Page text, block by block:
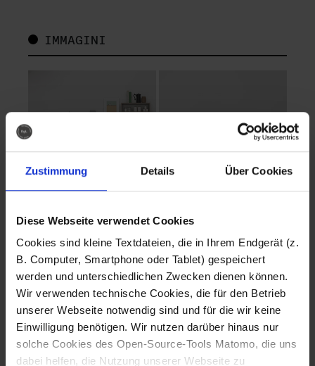
Zustimmung Details Über Cookies
Diese Webseite verwendet Cookies
Cookies sind kleine Textdateien, die in Ihrem Endgerät (z.
B. Computer, Smartphone oder Tablet) gespeichert
werden und unterschiedlichen Zwecken dienen können.
Wir verwenden technische Cookies, die für den Betrieb
unserer Webseite notwendig sind und für die wir keine
Einwilligung benötigen. Wir nutzen darüber hinaus nur
solche Cookies des Open-Source-Tools Matomo, die uns
dabei helfen, die Nutzung unserer Webseite zu
IMMAGINI
Fotografo: Lorenz
Sternbach
Download
Fotografo: Lorenz
Sternbach
Download